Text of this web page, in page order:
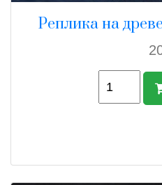
Реплика на